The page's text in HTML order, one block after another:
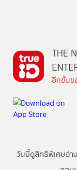
THE
อีกขั้นข
วันนี้ดูสิทธิพิเศษอ่าน